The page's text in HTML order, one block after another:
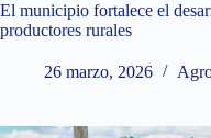
El municipio fortalece el
productores rurales
26 marzo, 2026